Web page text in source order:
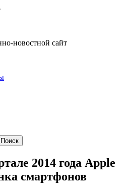
новостной сайт
2014 года Apple
смартфонов